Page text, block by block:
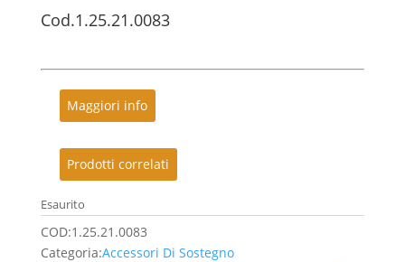
Cod.1.25.21.0083
Maggiori info
Prodotti correlati
Esaurito
COD:1.25.21.0083
Categoria:Accessori Di Sostegno